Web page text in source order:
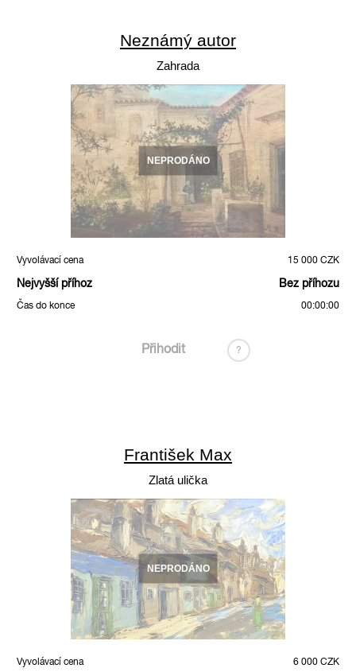
Neznámý autor
Zahrada
NEPRODÁNO
Vyvolávací cena 15 000 CZK
Nejvyšší příhoz Bez příhozu
Čas do konce 00:00:00
Přihodit ?
František Max
Zlatá ulička
NEPRODÁNO
Vyvolávací cena 6 000 CZK